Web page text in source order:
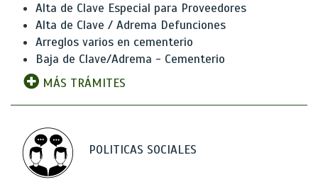
Alta de Clave Especial para Proveedores
Alta de Clave / Adrema Defunciones
Arreglos varios en cementerio
Baja de Clave/Adrema - Cementerio
MÁS TRÁMITES
POLITICAS SOCIALES